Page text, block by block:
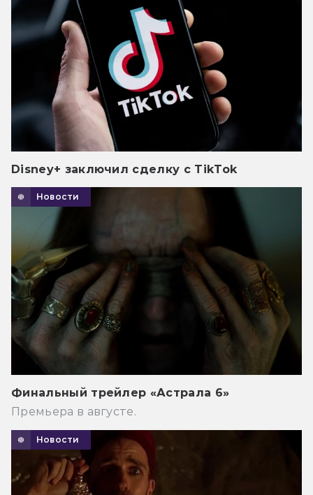
Disney+ заключил сделку с TikTok
Новости
Финальный трейлер «Астрала 6»
Премьера в августе.
Новости